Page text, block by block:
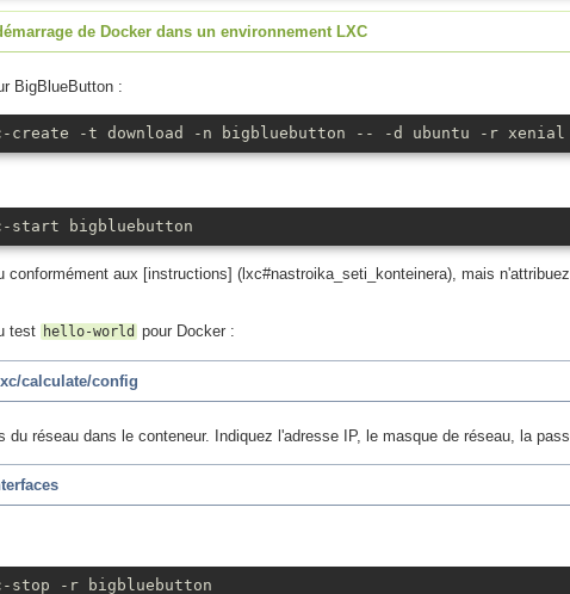
de Docker dans un environnement LXC
BigBlueButton :
create -t download -n bigbluebutton -- -d ubuntu -r xenial
start bigbluebutton
conformément aux [instructions] (lxc#nastroika_seti_konteinera), mais
test hello-world pour Docker :
calculate/config
du réseau dans le conteneur. Indiquez l'adresse IP, le masque de réseau, la
stop -r bigbluebutton